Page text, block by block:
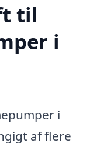
til
i
i
af flere